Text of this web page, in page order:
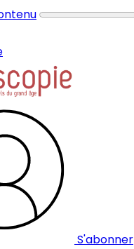
S'abonner
des cookies